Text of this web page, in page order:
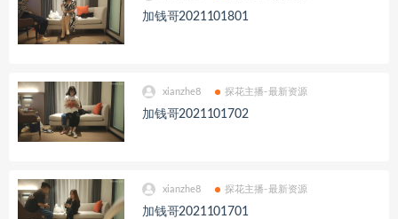
加钱哥2021101801
xianzhe8 探花主播-最新资源
加钱哥2021101702
xianzhe8 探花主播-最新资源
加钱哥2021101701